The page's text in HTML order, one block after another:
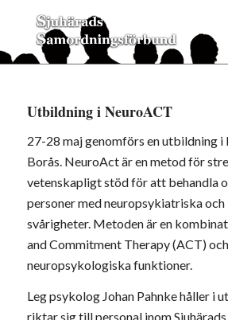
Utbildning i NeuroACT
27-28 maj genomförs en utbildning
Borås. NeuroAct är en metod för
vetenskapligt stöd för att behandla
personer med neuropsykiatriska
svårigheter. Metoden är en
and Commitment Therapy (ACT)
neuropsykologiska funktioner.
Leg psykolog Johan Pahnke håller i
riktar sig till personal inom Sjuhärads